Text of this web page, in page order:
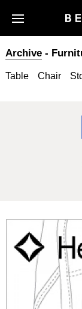
Archive-
Table Chair